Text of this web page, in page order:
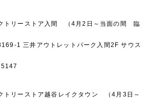
トリーストア入間 （4月2日～当面の間 臨
1 三井アウトレットパーク入間2F サウス
トリーストア越谷レイクタウン （4月3日～